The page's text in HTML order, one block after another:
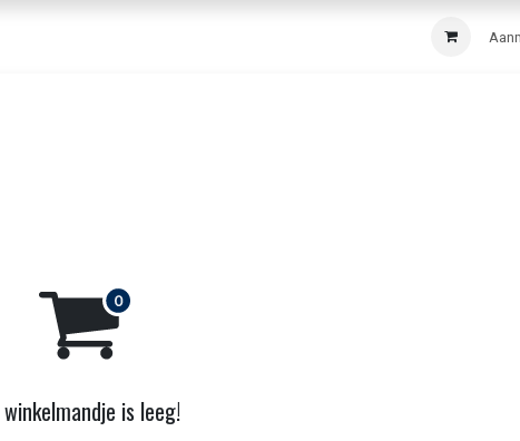
winkelmandje is leeg!